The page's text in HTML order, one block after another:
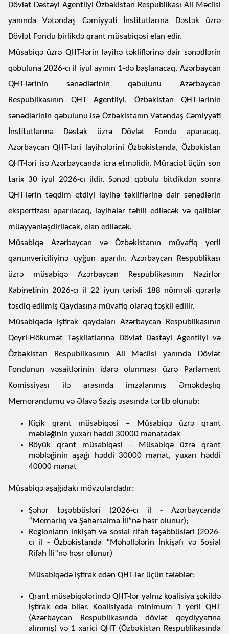
Dövlət Dəstəyi Agentliyi Özbəkistan Respublikası Ali Məclisi
yanında Vətəndaş Cəmiyyəti İnstitutlarına Dəstək üzrə
Dövlət Fondu birlikdə qrant müsabiqəsi elan edir.
Müsabiqə üzrə QHT-lərin layihə təkliflərinə dair sənədlərin
qəbuluna 2026-cı il iyul ayının 1-də başlanacaq. Azərbaycan
QHT-lərinin sənədlərinin qəbulunu Azərbaycan
Respublikasının QHT Agentliyi, Özbəkistan QHT-lərinin
sənədlərinin qəbulunu isə Özbəkistanın Vətəndaş Cəmiyyəti
İnstitutlarına Dəstək üzrə Dövlət Fondu aparacaq.
Azərbaycan QHT-ləri layihələrini Özbəkistanda, Özbəkistan
QHT-ləri isə Azərbaycanda icra etməlidir. Müraciət üçün son
tarix 30 iyul 2026-cı ildir. Sənəd qəbulu bitdikdən sonra
QHT-lərin təqdim etdiyi layihə təkliflərinə dair sənədlərin
ekspertizası aparılacaq, layihələr təhlil ediləcək və qaliblər
müəyyənləşdiriləcək, elan ediləcək.
Müsabiqə Azərbaycan və Özbəkistanın müvafiq yerli
qanunvericiliyinə uyğun aparılır. Azərbaycan Respublikası
üzrə müsabiqə Azərbaycan Respublikasının Nazirlər
Kabinetinin 2026-cı il 22 iyun tarixli 188 nömrəli qərarla
təsdiq edilmiş Qaydasına müvafiq olaraq təşkil edilir.
Müsabiqədə iştirak qaydaları Azərbaycan Respublikasının
Qeyri-Hökumət Təşkilatlarına Dövlət Dəstəyi Agentliyi və
Özbəkistan Respublikasının Ali Məclisi yanında Dövlət
Fondunun vəsaitlərinin idarə olunması üzrə Parlament
Komissiyası ilə arasında imzalanmış Əməkdaşlıq
Memorandumu və Əlavə Saziş əsasında tərtib olunub:
Kiçik qrant müsabiqəsi – Müsabiqə üzrə qrant
məbləğinin yuxarı həddi 30000 manatadək
Böyük qrant müsabiqəsi – Müsabiqə üzrə qrant
məbləğinin aşağı həddi 30000 manat, yuxarı həddi
40000 manat
Müsabiqə aşağıdakı mövzulardadır:
Şəhər təşəbbüsləri (2026-cı il - Azərbaycanda
“Memarlıq və Şəhərsalma İli”nə həsr olunur);
Regionların inkişafı və sosial rifah təşəbbüsləri (2026-
cı il - Özbəkistanda “Məhəllələrin İnkişafı və Sosial
Rifah İli”nə həsr olunur)
Müsabiqədə iştirak edən QHT-lər üçün tələblər:
Qrant müsabiqələrində QHT-lər yalnız koalisiya şəkildə
iştirak edə bilər. Koalisiyada minimum 1 yerli QHT
(Azərbaycan Respublikasında dövlət qeydiyyatına
alınmış) və 1 xarici QHT (Özbəkistan Respublikasında